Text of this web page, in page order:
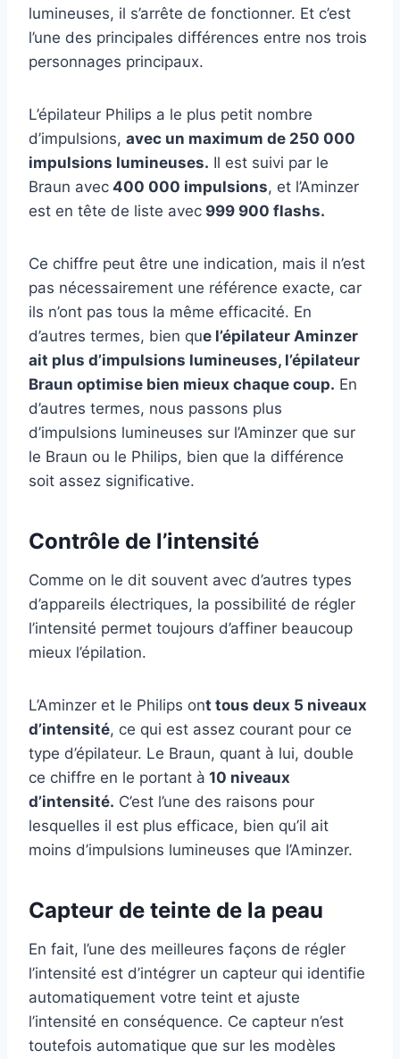
lumineuses, il s’arrête de fonctionner. Et c’est
l’une des principales différences entre nos trois
personnages principaux.
L’épilateur Philips a le plus petit nombre
d’impulsions, avec un maximum de 250 000
impulsions lumineuses. Il est suivi par le
Braun avec 400 000 impulsions, et l’Aminzer
est en tête de liste avec 999 900 flashs.
Ce chiffre peut être une indication, mais il n’est
pas nécessairement une référence exacte, car
ils n’ont pas tous la même efficacité. En
d’autres termes, bien que l’épilateur Aminzer
ait plus d’impulsions lumineuses, l’épilateur
Braun optimise bien mieux chaque coup. En
d’autres termes, nous passons plus
d’impulsions lumineuses sur l’Aminzer que sur
le Braun ou le Philips, bien que la différence
soit assez significative.
Contrôle de l’intensité
Comme on le dit souvent avec d’autres types
d’appareils électriques, la possibilité de régler
l’intensité permet toujours d’affiner beaucoup
mieux l’épilation.
L’Aminzer et le Philips ont tous deux 5 niveaux
d’intensité, ce qui est assez courant pour ce
type d’épilateur. Le Braun, quant à lui, double
ce chiffre en le portant à 10 niveaux
d’intensité. C’est l’une des raisons pour
lesquelles il est plus efficace, bien qu’il ait
moins d’impulsions lumineuses que l’Aminzer.
Capteur de teinte de la peau
En fait, l’une des meilleures façons de régler
l’intensité est d’intégrer un capteur qui identifie
automatiquement votre teint et ajuste
l’intensité en conséquence. Ce capteur n’est
toutefois automatique que sur les modèles